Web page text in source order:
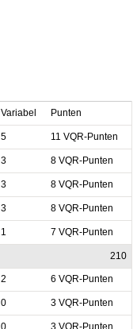
Variabel Punten
5 11 VQR-Punten
3 8 VQR-Punten
3 8 VQR-Punten
3 8 VQR-Punten
1 7 VQR-Punten
210
2 6 VQR-Punten
0 3 VQR-Punten
0 3 VQR-Punten